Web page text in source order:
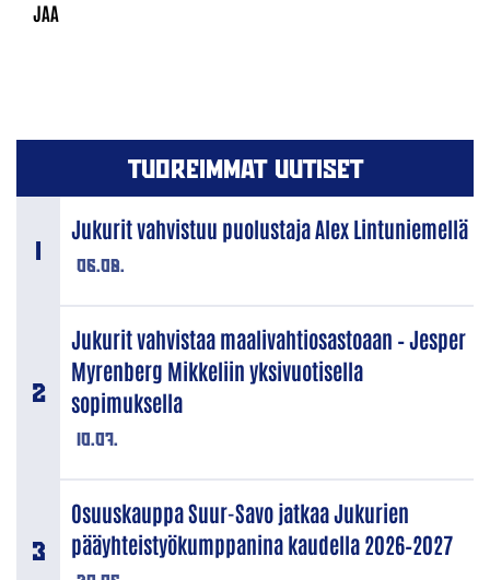
TUOREIMMAT UUTISET
06.08.
Jukurit vahvistuu puolustaja Alex Lintuniemellä
10.07.
Jukurit vahvistaa maalivahtiosastoaan – Jesper
Myrenberg Mikkeliin yksivuotisella
sopimuksella
Osuuskauppa Suur-Savo jatkaa Jukurien
pääyhteistyökumppanina kaudella 2026–2027